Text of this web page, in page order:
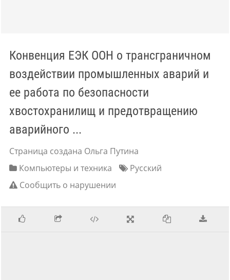
Конвенция ЕЭК ООН о трансграничном
воздействии промышленных аварий и
ее работа по безопасности
хвостохранилищ и предотвращению
аварийного ...
Страница создана Ольга Путина
Компьютеры и техника
Русский
Сообщить о нарушении